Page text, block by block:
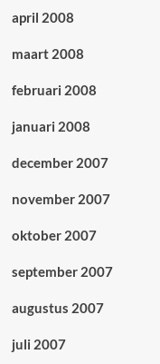
april 2008
maart 2008
februari 2008
januari 2008
december 2007
november 2007
oktober 2007
september 2007
augustus 2007
juli 2007